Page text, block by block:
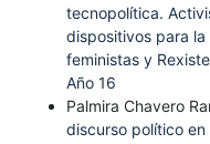
tecnopolítica.
dispositivos para
feministas y Rexiste
Año 16
Palmira Chavero
discurso político